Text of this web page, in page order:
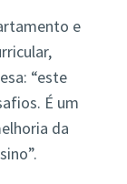
e
“este
É um
da